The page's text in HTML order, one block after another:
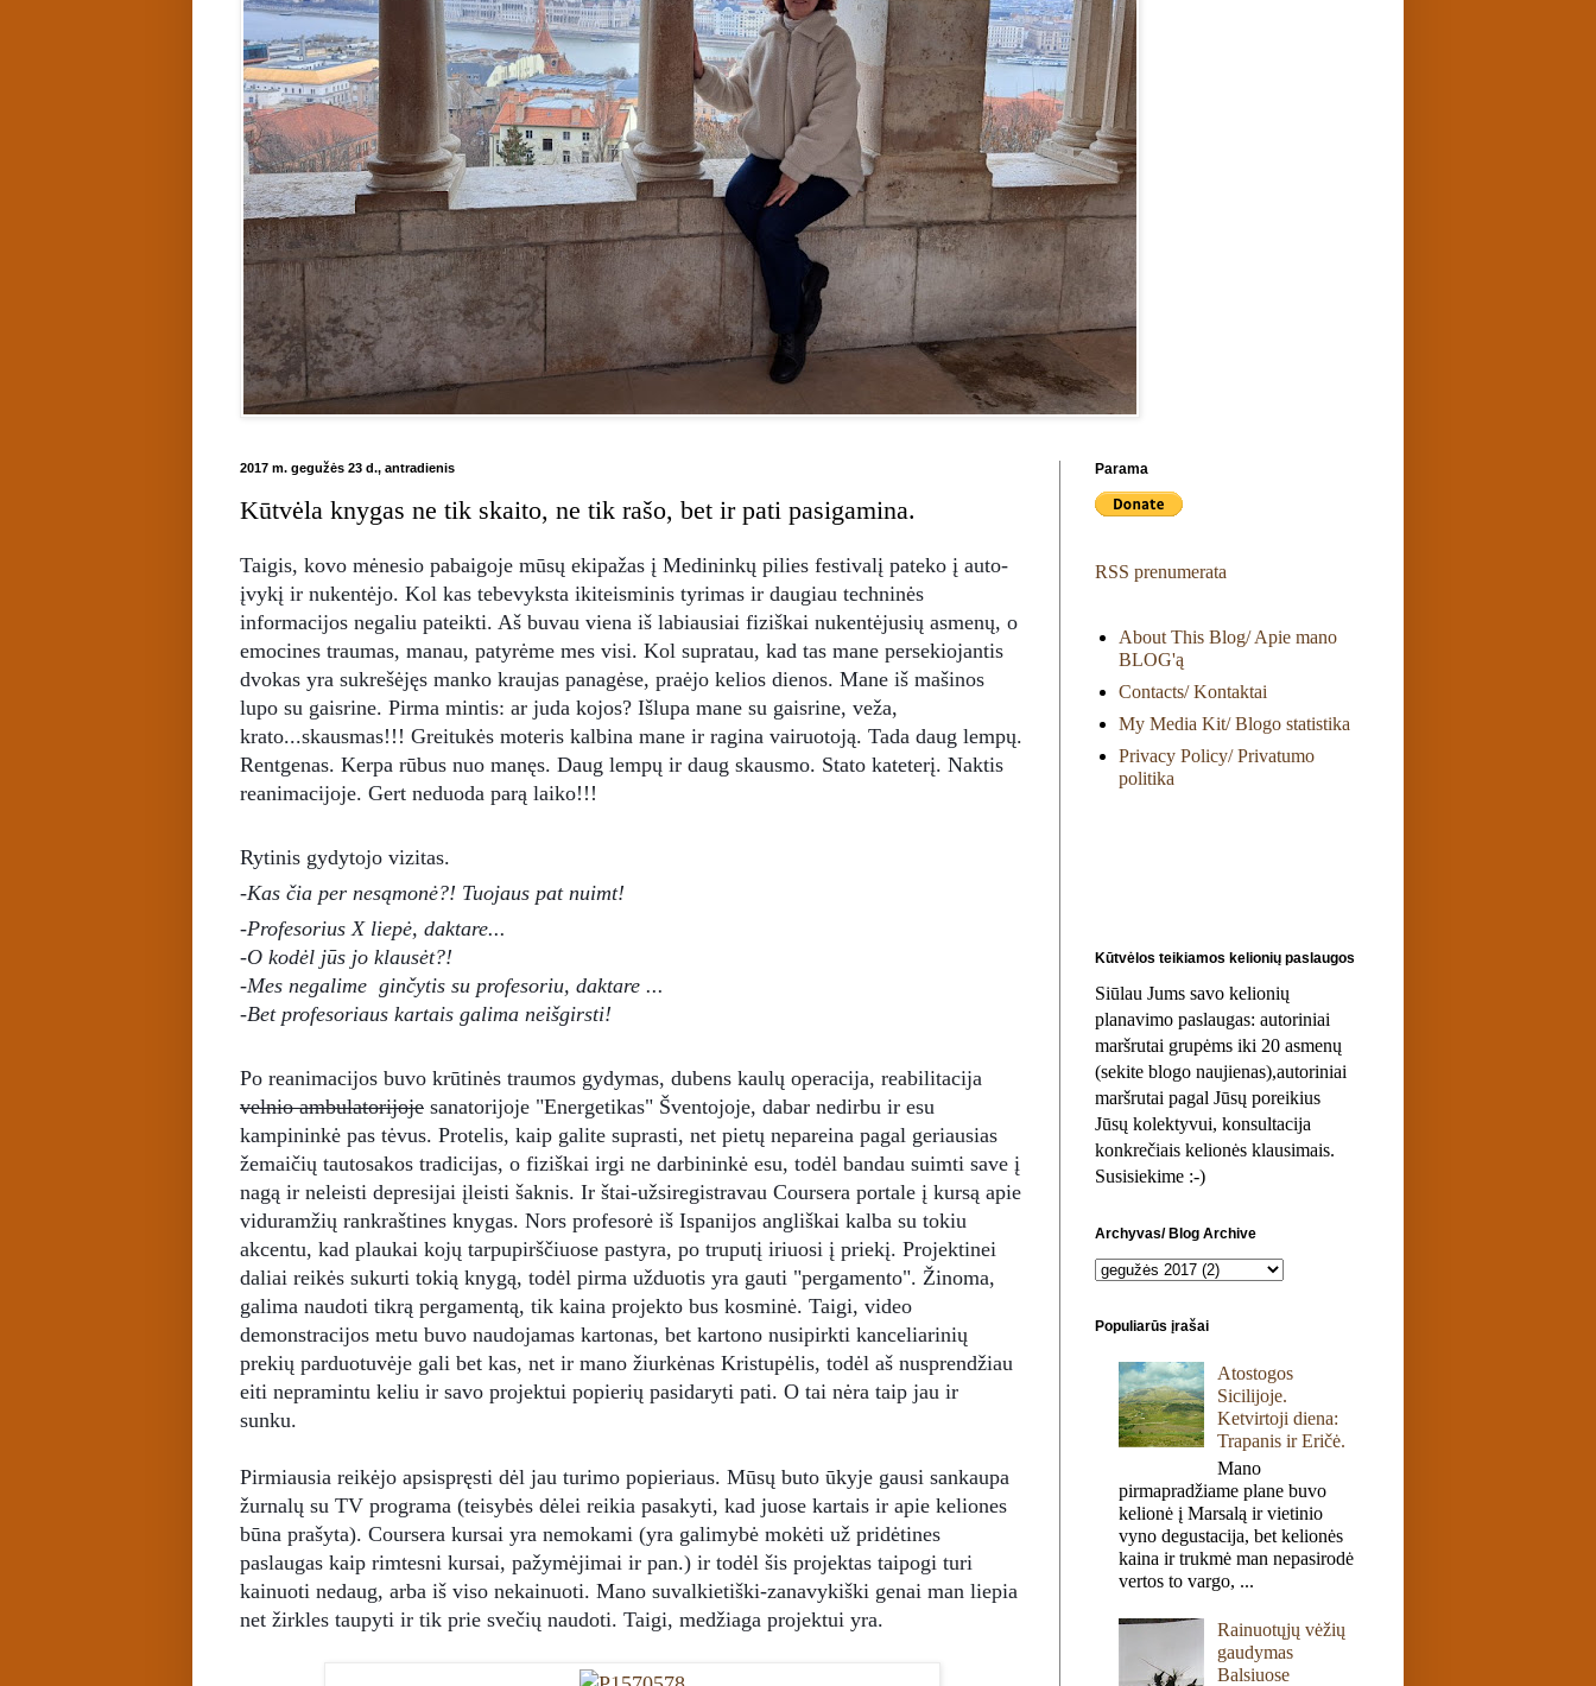
2017 m. gegužės 23 d., antradienis
Kūtvėla knygas ne tik skaito, ne tik rašo, bet ir pati pasigamina.
Taigis, kovo mėnesio pabaigoje mūsų ekipažas į Medininkų pilies festivalį pateko į auto-
įvykį ir nukentėjo. Kol kas tebevyksta ikiteisminis tyrimas ir daugiau techninės
informacijos negaliu pateikti. Aš buvau viena iš labiausiai fiziškai nukentėjusių asmenų, o
emocines traumas, manau, patyrėme mes visi. Kol supratau, kad tas mane persekiojantis
dvokas yra sukrešėjęs manko kraujas panagėse, praėjo kelios dienos. Mane iš mašinos
lupo su gaisrine. Pirma mintis: ar juda kojos? Išlupa mane su gaisrine, veža,
krato...skausmas!!! Greitukės moteris kalbina mane ir ragina vairuotoją. Tada daug lempų.
Rentgenas. Kerpa rūbus nuo manęs. Daug lempų ir daug skausmo. Stato kateterį. Naktis
reanimacijoje. Gert neduoda parą laiko!!!
Rytinis gydytojo vizitas.
-Kas čia per nesąmonė?! Tuojaus pat nuimt!
-Profesorius X liepė, daktare...
-O kodėl jūs jo klausėt?!
-Mes negalime ginčytis su profesoriu, daktare ...
-Bet profesoriaus kartais galima neišgirsti!
Po reanimacijos buvo krūtinės traumos gydymas, dubens kaulų operacija, reabilitacija
velnio ambulatorijoje sanatorijoje "Energetikas" Šventojoje, dabar nedirbu ir esu
kampininkė pas tėvus. Protelis, kaip galite suprasti, net pietų nepareina pagal geriausias
žemaičių tautosakos tradicijas, o fiziškai irgi ne darbininkė esu, todėl bandau suimti save į
nagą ir neleisti depresijai įleisti šaknis. Ir štai-užsiregistravau Coursera portale į kursą apie
viduramžių rankraštines knygas. Nors profesorė iš Ispanijos angliškai kalba su tokiu
akcentu, kad plaukai kojų tarpupirščiuose pastyra, po truputį iriuosi į priekį. Projektinei
daliai reikės sukurti tokią knygą, todėl pirma užduotis yra gauti "pergamento". Žinoma,
galima naudoti tikrą pergamentą, tik kaina projekto bus kosminė. Taigi, video
demonstracijos metu buvo naudojamas kartonas, bet kartono nusipirkti kanceliarinių
prekių parduotuvėje gali bet kas, net ir mano žiurkėnas Kristupėlis, todėl aš nusprendžiau
eiti nepramintu keliu ir savo projektui popierių pasidaryti pati. O tai nėra taip jau ir
sunku.
Pirmiausia reikėjo apsispręsti dėl jau turimo popieriaus. Mūsų buto ūkyje gausi sankaupa
žurnalų su TV programa (teisybės dėlei reikia pasakyti, kad juose kartais ir apie keliones
būna prašyta). Coursera kursai yra nemokami (yra galimybė mokėti už pridėtines
paslaugas kaip rimtesni kursai, pažymėjimai ir pan.) ir todėl šis projektas taipogi turi
kainuoti nedaug, arba iš viso nekainuoti. Mano suvalkietiški-zanavykiški genai man liepia
net žirkles taupyti ir tik prie svečių naudoti. Taigi, medžiaga projektui yra.
Parama
RSS prenumerata
About This Blog/ Apie mano
BLOG'ą
Contacts/ Kontaktai
My Media Kit/ Blogo statistika
Privacy Policy/ Privatumo
politika
Kūtvėlos teikiamos kelionių paslaugos
Siūlau Jums savo kelionių
planavimo paslaugas: autoriniai
maršrutai grupėms iki 20 asmenų
(sekite blogo naujienas),autoriniai
maršrutai pagal Jūsų poreikius
Jūsų kolektyvui, konsultacija
konkrečiais kelionės klausimais.
Susisiekime :-)
Archyvas/ Blog Archive
Populiarūs įrašai
Atostogos
Sicilijoje.
Ketvirtoji diena:
Trapanis ir Eričė.
Mano
pirmapradžiame plane buvo
kelionė į Marsalą ir vietinio
vyno degustacija, bet kelionės
kaina ir trukmė man nepasirodė
vertos to vargo, ...
Rainuotųjų vėžių
gaudymas
Balsiuose